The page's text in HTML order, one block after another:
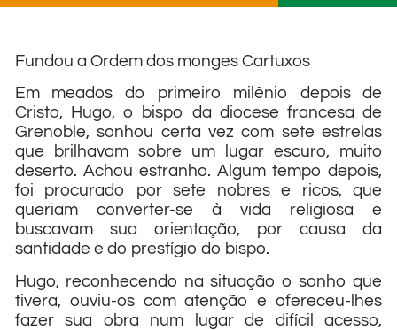
Fundou a Ordem dos monges Cartuxos
Em meados do primeiro milênio depois de
Cristo, Hugo, o bispo da diocese francesa de
Grenoble, sonhou certa vez com sete estrelas
que brilhavam sobre um lugar escuro, muito
deserto. Achou estranho. Algum tempo depois,
foi procurado por sete nobres e ricos, que
queriam converter-se à vida religiosa e
buscavam sua orientação, por causa da
santidade e do prestígio do bispo.
Hugo, reconhecendo na situação o sonho que
tivera, ouviu-os com atenção e ofereceu-lhes
fazer sua obra num lugar de difícil acesso,